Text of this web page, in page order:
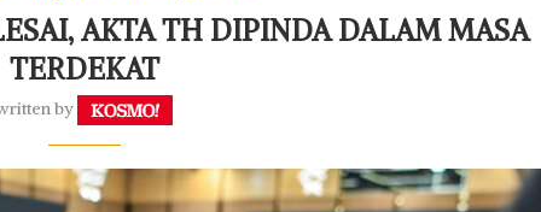
AKTA TH DIPINDA DALAM MASA
TERDEKAT
by